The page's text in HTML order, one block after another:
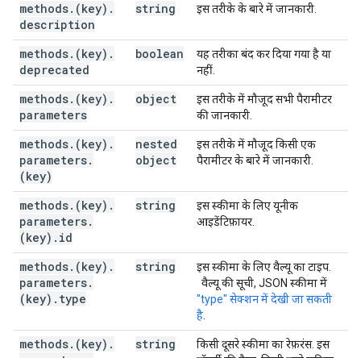
methods. (key) .
description
string इस तरीके के बारे में जानकारी.
methods. (key) .
deprecated
boolean
यह तरीका बंद कर दिया गया है या
नहीं.
methods. (key) .
parameters
object
इस तरीके में मौजूद सभी पैरामीटर
की जानकारी.
methods. (key) .
parameters.
(key)
nested
object
इस तरीके में मौजूद किसी एक
पैरामीटर के बारे में जानकारी.
methods. (key) .
parameters.
(key) . id
string
इस स्कीमा के लिए यूनीक
आइडेंटिफ़ायर.
methods. (key) .
parameters.
(key) . type
string
इस स्कीमा के लिए वैल्यू का टाइप.
वैल्यू की सूची, JSON स्कीमा में
"type" सेक्शन में देखी जा सकती
है
methods. (key) .
string
किसी दूसरे स्कीमा का रेफ़रंस. इस